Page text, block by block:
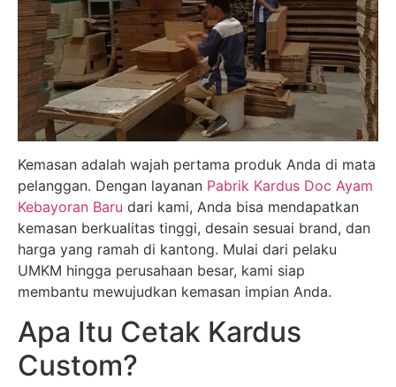
Kemasan adalah wajah pertama produk Anda di mata
pelanggan. Dengan layanan Pabrik Kardus Doc Ayam
Kebayoran Baru dari kami, Anda bisa mendapatkan
kemasan berkualitas tinggi, desain sesuai brand, dan
harga yang ramah di kantong. Mulai dari pelaku
UMKM hingga perusahaan besar, kami siap
membantu mewujudkan kemasan impian Anda.
Apa Itu Cetak Kardus
Custom?